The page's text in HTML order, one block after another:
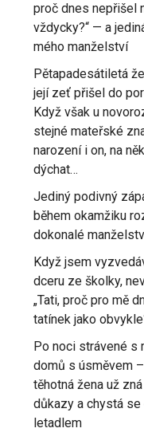
proč dnes nepřišel
vždycky?“ — a
mého manželství
Pětapadesátiletá
její zeť přišel do
Když však u
stejné mateřské
narození i on, na
dýchat…
Jediný podivný
během okamžiku
dokonalé
Když jsem
dceru ze školky,
„Tati, proč pro mě
tatínek jako
Po noci strávené s
domů s úsměvem
těhotná žena už
důkazy a chystá
letadlem